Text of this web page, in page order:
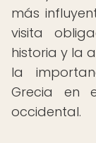
más
visita
historia y la
la
Grecia en
occidental.